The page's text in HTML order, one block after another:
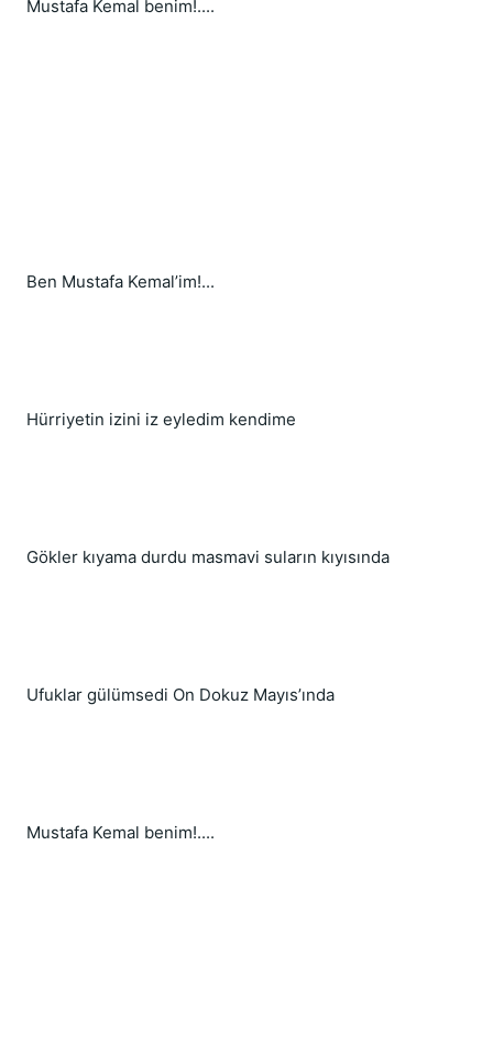
Mustafa Kemal benim!....
Ben Mustafa Kemal’im!...
Hürriyetin izini iz eyledim kendime
Gökler kıyama durdu masmavi suların kıyısında
Ufuklar gülümsedi On Dokuz Mayıs’ında
Mustafa Kemal benim!....